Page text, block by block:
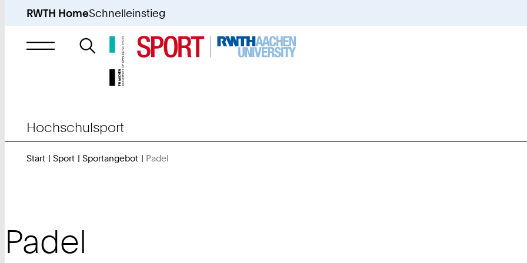
RWTH HomeSchnelleinstieg
Suche
nach
Hochschulsport
Start Sport Sportangebot Padel
Padel